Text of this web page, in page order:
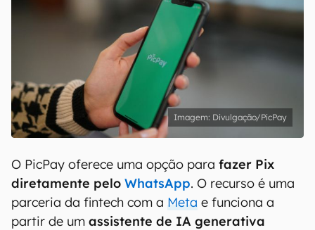
Divulgação/PicPay
O PicPay oferece uma opção para fazer Pix
diretamente pelo WhatsApp. O recurso é uma
parceria da fintech com a Meta e funciona a
partir de um assistente de IA generativa